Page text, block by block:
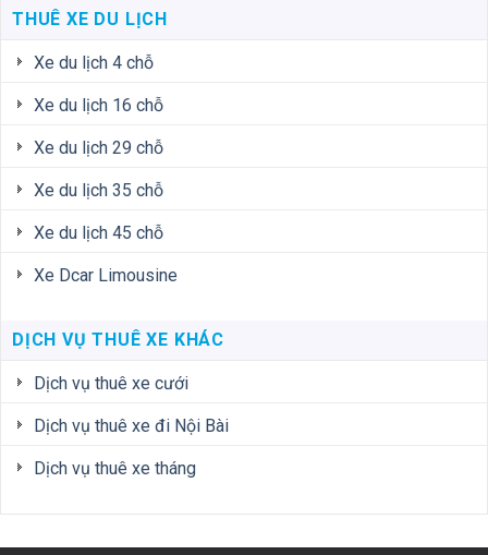
THUÊ XE DU LỊCH
Xe du lịch 4 chỗ
Xe du lịch 16 chỗ
Xe du lịch 29 chỗ
Xe du lịch 35 chỗ
Xe du lịch 45 chỗ
Xe Dcar Limousine
DỊCH VỤ THUÊ XE KHÁC
Dịch vụ thuê xe cưới
Dịch vụ thuê xe đi Nội Bài
Dịch vụ thuê xe tháng